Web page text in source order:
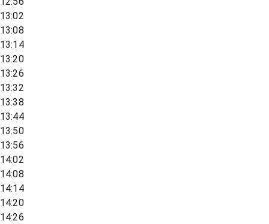
13:02
13:08
13:14
13:20
13:26
13:32
13:38
13:44
13:50
13:56
14:02
14:08
14:14
14:20
14:26